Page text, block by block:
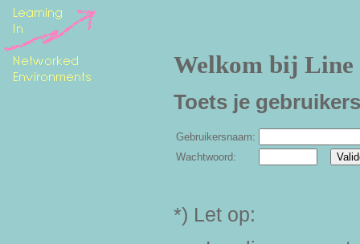
Welkom bij
Toets je
Gebruikersnaam:
Wachtwoord:
*) Let op: